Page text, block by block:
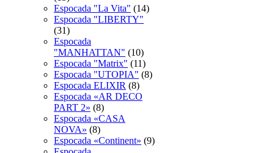
Espocada "La Vita" (14)
Espocada "LIBERTY"
(31)
Espocada
"MANHATTAN" (10)
Espocada "Matrix" (11)
Espocada "UTOPIA" (8)
Espocada ELIXIR (8)
Espocada «AR DECO
PART 2» (8)
Espocada «CASA
NOVA» (8)
Espocada «Continent» (9)